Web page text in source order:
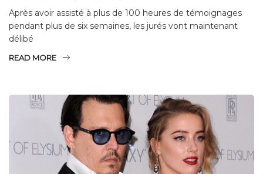
Après avoir assisté à plus de 100 heures de témoignages
pendant plus de six semaines, les jurés vont maintenant
délibé
READ MORE